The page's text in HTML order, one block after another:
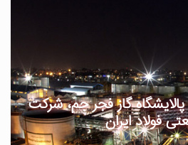
گاز فجر جم، شرکت
فولاد ایران